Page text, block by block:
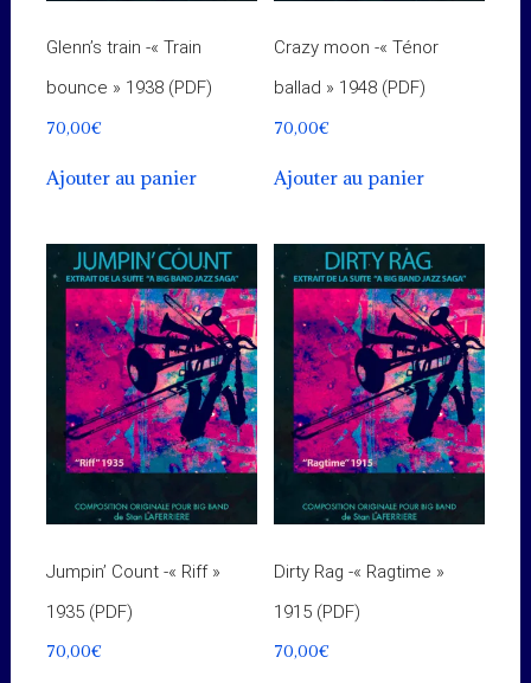
Glenn’s train -« Train
bounce » 1938 (PDF)
70,00€
Ajouter au panier
Crazy moon -« Ténor
ballad » 1948 (PDF)
70,00€
Ajouter au panier
Jumpin’ Count -« Riff »
1935 (PDF)
70,00€
Dirty Rag -« Ragtime »
1915 (PDF)
70,00€